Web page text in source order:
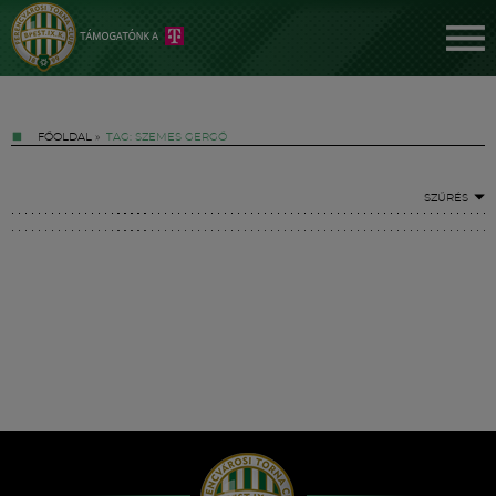
FŐOLDAL » TAG: SZEMES GERGŐ
SZŰRÉS
Hírek